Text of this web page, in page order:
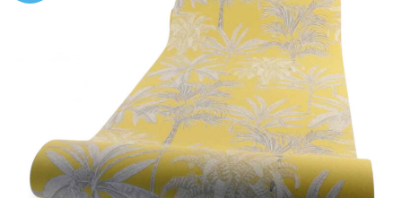
verlanglijst